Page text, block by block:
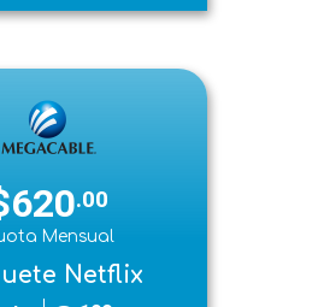
.00
Mensual
Netflix